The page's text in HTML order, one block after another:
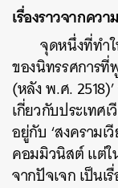
เรื่องราวจากคว
จุดหนึ่งที่ทำ
ของนิทรรศการที่
(หลัง พ.ศ.
เกี่ยวกับประเทศ
อยู่กับ ‘สงครามเ
คอมมิวนิสต์ แต่ใ
จากปัจเจก เป็นเ